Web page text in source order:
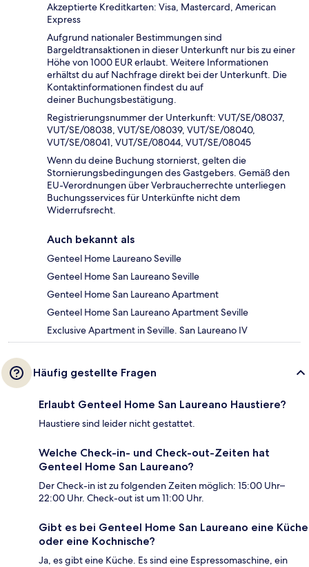
Akzeptierte Kreditkarten: Visa, Mastercard, American
Express
Aufgrund nationaler Bestimmungen sind
Bargeldtransaktionen in dieser Unterkunft nur bis zu einer
Höhe von 1000 EUR erlaubt. Weitere Informationen
erhältst du auf Nachfrage direkt bei der Unterkunft. Die
Kontaktinformationen findest du auf
deiner Buchungsbestätigung.
Registrierungsnummer der Unterkunft: VUT/SE/08037,
VUT/SE/08038, VUT/SE/08039, VUT/SE/08040,
VUT/SE/08041, VUT/SE/08044, VUT/SE/08045
Wenn du deine Buchung stornierst, gelten die
Stornierungsbedingungen des Gastgebers. Gemäß den
EU-Verordnungen über Verbraucherrechte unterliegen
Buchungsservices für Unterkünfte nicht dem
Widerrufsrecht.
Auch bekannt als
Genteel Home Laureano Seville
Genteel Home San Laureano Seville
Genteel Home San Laureano Apartment
Genteel Home San Laureano Apartment Seville
Exclusive Apartment in Seville. San Laureano IV
Häufig gestellte Fragen
Erlaubt Genteel Home San Laureano Haustiere?
Haustiere sind leider nicht gestattet.
Welche Check-in- und Check-out-Zeiten hat
Genteel Home San Laureano?
Der Check-in ist zu folgenden Zeiten möglich: 15:00 Uhr–
22:00 Uhr. Check-out ist um 11:00 Uhr.
Gibt es bei Genteel Home San Laureano eine Küche
oder eine Kochnische?
Ja, es gibt eine Küche. Es sind eine Espressomaschine, ein